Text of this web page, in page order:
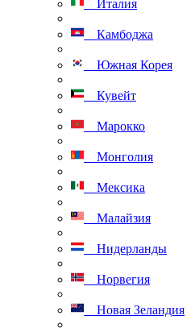
Италия
Камбоджа
Южная Корея
Кувейт
Марокко
Монголия
Мексика
Малайзия
Нидерланды
Норвегия
Новая Зеландия